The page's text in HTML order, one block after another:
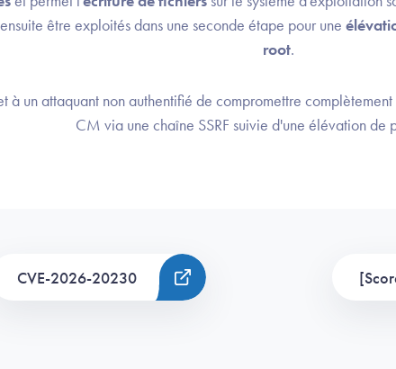
être exploités dans une seconde étape pour une
root.
à un attaquant non authentifié de compromettre
CM via une chaîne SSRF suivie d'une élévation de
CVE-2026-20230